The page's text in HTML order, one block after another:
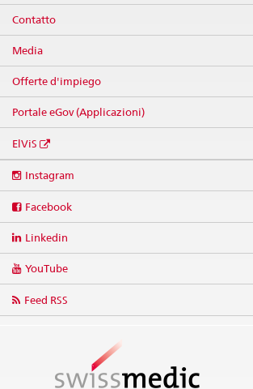
Contatto
Media
Offerte d'impiego
Portale eGov (Applicazioni)
ElViS
media
Instagram
Facebook
Linkedin
YouTube
Feed RSS